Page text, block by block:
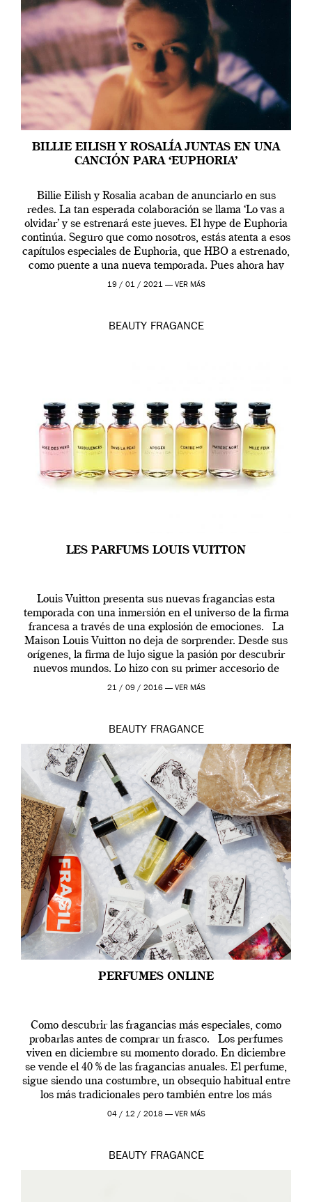
BILLIE EILISH Y ROSALÍA JUNTAS EN UNA
CANCIÓN PARA ‘EUPHORIA’
Billie Eilish y Rosalia acaban de anunciarlo en sus
redes. La tan esperada colaboración se llama ‘Lo vas a
olvidar’ y se estrenará este jueves. El hype de Euphoria
continúa. Seguro que como nosotros, estás atenta a esos
capítulos especiales de Euphoria, que HBO a estrenado,
como puente a una nueva temporada. Pues ahora hay
[…]
19 / 01 / 2021 — VER MÁS
BEAUTY FRAGANCE
LES PARFUMS LOUIS VUITTON
Louis Vuitton presenta sus nuevas fragancias esta
temporada con una inmersión en el universo de la firma
francesa a través de una explosión de emociones. La
Maison Louis Vuitton no deja de sorprender. Desde sus
orígenes, la firma de lujo sigue la pasión por descubrir
nuevos mundos. Lo hizo con su primer accesorio de
viaje, el […]
21 / 09 / 2016 — VER MÁS
BEAUTY FRAGANCE
PERFUMES ONLINE
Como descubrir las fragancias más especiales, como
probarlas antes de comprar un frasco. Los perfumes
viven en diciembre su momento dorado. En diciembre
se vende el 40 % de las fragancias anuales. El perfume,
sigue siendo una costumbre, un obsequio habitual entre
los más tradicionales pero también entre los más
modernos. Estos días ha […]
04 / 12 / 2018 — VER MÁS
BEAUTY FRAGANCE